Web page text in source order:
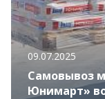
09.07.2025
Самовывоз
Юнимарт»